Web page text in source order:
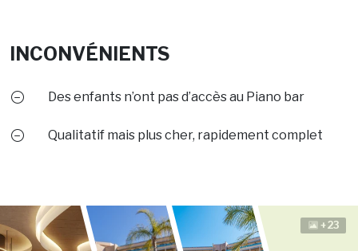
INCONVÉNIENTS
Des enfants n’ont pas d’accès au Piano bar
Qualitatif mais plus cher, rapidement complet
+23